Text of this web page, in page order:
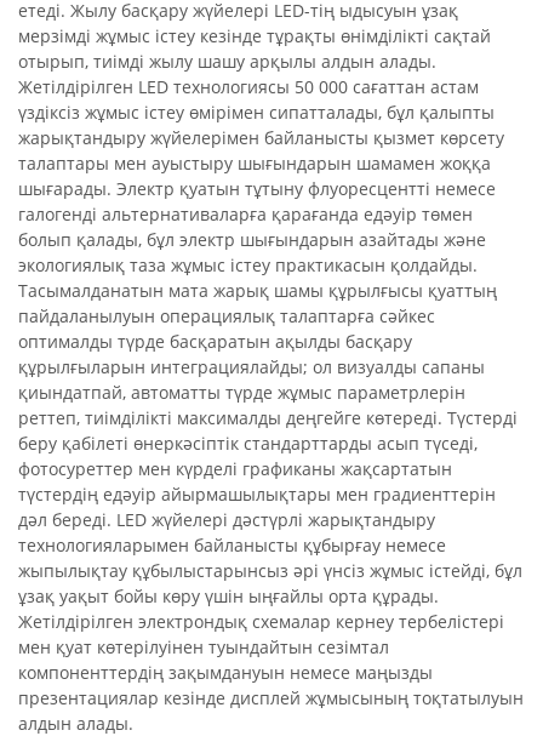
етеді. Жылу басқару жүйелері LED-тің ыдысуын ұзақ
мерзімді жұмыс істеу кезінде тұрақты өнімділікті сақтай
отырып, тиімді жылу шашу арқылы алдын алады.
Жетілдірілген LED технологиясы 50 000 сағаттан астам
үздіксіз жұмыс істеу өмірімен сипатталады, бұл қалыпты
жарықтандыру жүйелерімен байланысты қызмет көрсету
талаптары мен ауыстыру шығындарын шамамен жоққа
шығарады. Электр қуатын тұтыну флуоресцентті немесе
галогенді альтернативаларға қарағанда едәуір төмен
болып қалады, бұл электр шығындарын азайтады және
экологиялық таза жұмыс істеу практикасын қолдайды.
Тасымалданатын мата жарық шамы құрылғысы қуаттың
пайдаланылуын операциялық талаптарға сәйкес
оптималды түрде басқаратын ақылды басқару
құрылғыларын интеграциялайды; ол визуалды сапаны
қиындатпай, автоматты түрде жұмыс параметрлерін
реттеп, тиімділікті максималды деңгейге көтереді. Түстерді
беру қабілеті өнеркәсіптік стандарттарды асып түседі,
фотосуреттер мен күрделі графиканы жақсартатын
түстердің едәуір айырмашылықтары мен градиенттерін
дәл береді. LED жүйелері дәстүрлі жарықтандыру
технологияларымен байланысты құбырғау немесе
жыпылықтау құбылыстарынсыз әрі үнсіз жұмыс істейді, бұл
ұзақ уақыт бойы көру үшін ыңғайлы орта құрады.
Жетілдірілген электрондық схемалар кернеу тербелістері
мен қуат көтерілуінен туындайтын сезімтал
компоненттердің зақымдануын немесе маңызды
презентациялар кезінде дисплей жұмысының тоқтатылуын
алдын алады.